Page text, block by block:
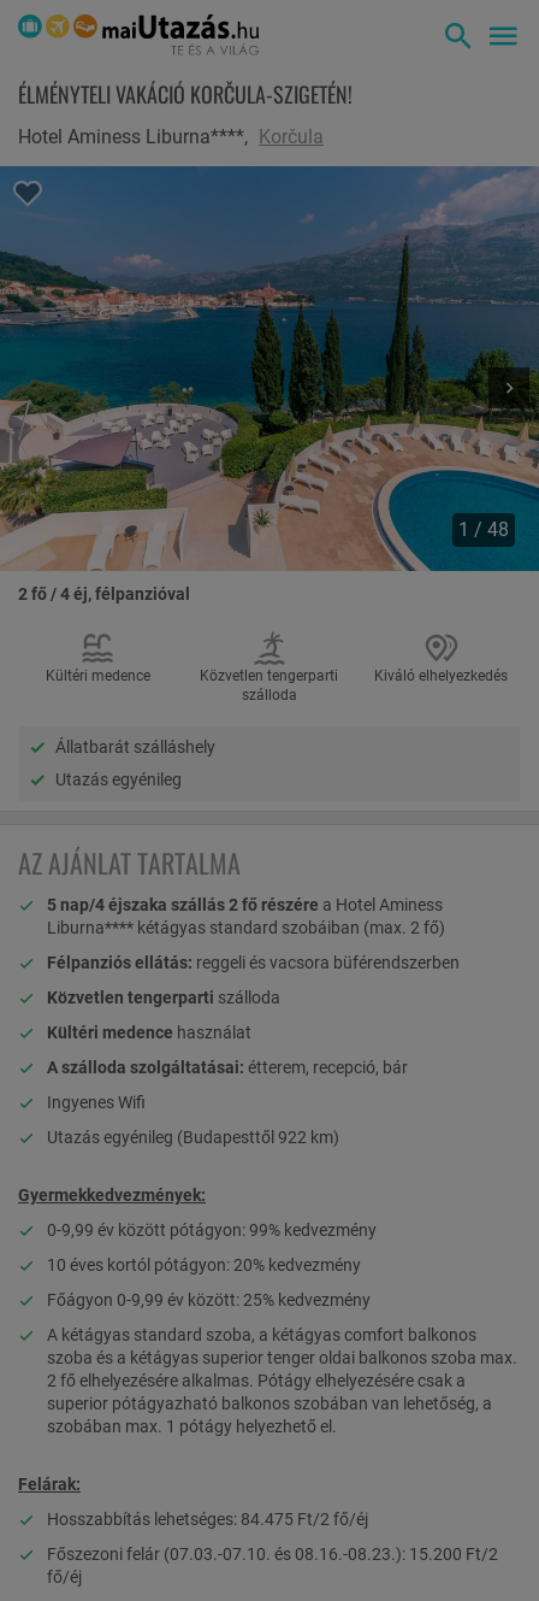
ÉLMÉNYTELI VAKÁCIÓ KORČULA-SZIGETÉN!
Hotel Aminess Liburna****, Korčula
1 / 48
2 fő / 4 éj, félpanzióval
Kültéri medence
Közvetlen tengerparti
szálloda
Kiváló elhelyezkedés
Állatbarát szálláshely
Utazás egyénileg
AZ AJÁNLAT TARTALMA
5 nap/4 éjszaka szállás 2 fő részére a Hotel Aminess
Liburna**** kétágyas standard szobáiban (max. 2 fő)
Félpanziós ellátás: reggeli és vacsora büférendszerben
Közvetlen tengerparti szálloda
Kültéri medence használat
A szálloda szolgáltatásai: étterem, recepció, bár
Ingyenes Wifi
Utazás egyénileg (Budapesttől 922 km)
Gyermekkedvezmények:
0-9,99 év között pótágyon: 99% kedvezmény
10 éves kortól pótágyon: 20% kedvezmény
Főágyon 0-9,99 év között: 25% kedvezmény
A kétágyas standard szoba, a kétágyas comfort balkonos
szoba és a kétágyas superior tenger oldai balkonos szoba max.
2 fő elhelyezésére alkalmas. Pótágy elhelyezésére csak a
superior pótágyazható balkonos szobában van lehetőség, a
szobában max. 1 pótágy helyezhető el.
Felárak:
Hosszabbítás lehetséges: 84.475 Ft/2 fő/éj
Főszezoni felár (07.03.-07.10. és 08.16.-08.23.): 15.200 Ft/2
fő/éj